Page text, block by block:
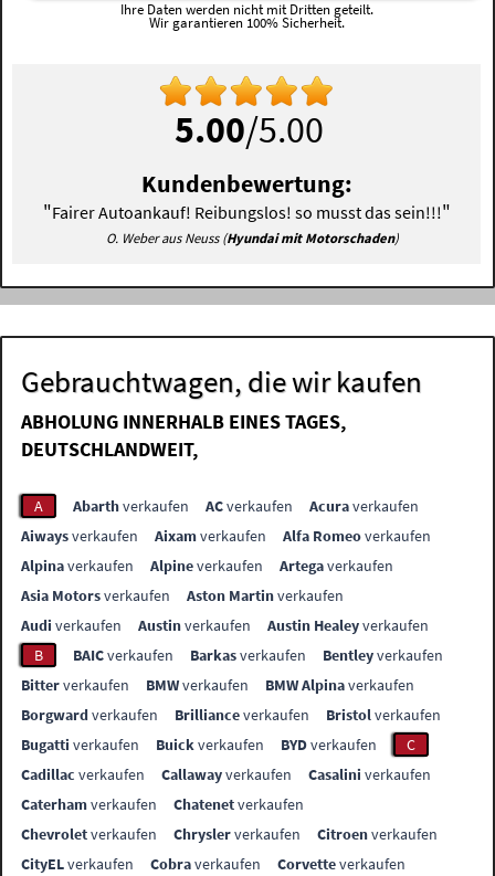
Ihre Daten werden nicht mit Dritten geteilt.
Wir garantieren 100% Sicherheit.
5.00/5.00
Kundenbewertung:
"Fairer Autoankauf! Reibungslos! so musst das sein!!!"
O. Weber aus Neuss (Hyundai mit Motorschaden)
Gebrauchtwagen, die wir kaufen
ABHOLUNG INNERHALB EINES TAGES,
DEUTSCHLANDWEIT,
A Abarthverkaufen ACverkaufen Acuraverkaufen
Aiwaysverkaufen Aixamverkaufen Alfa Romeoverkaufen
Alpinaverkaufen Alpineverkaufen Artegaverkaufen
Asia Motorsverkaufen Aston Martinverkaufen
Audi verkaufen Austinverkaufen Austin Healeyverkaufen
B
BAICverkaufen Barkasverkaufen Bentleyverkaufen
Bitterverkaufen BMWverkaufen BMW Alpinaverkaufen
Borgwardverkaufen Brillianceverkaufen Bristolverkaufen
Bugatti verkaufen Buickverkaufen BYDverkaufen
C
Cadillac verkaufen Callawayverkaufen Casalini verkaufen
Caterhamverkaufen Chatenetverkaufen
Chevroletverkaufen Chryslerverkaufen Citroenverkaufen
CityELverkaufen Cobraverkaufen Corvetteverkaufen